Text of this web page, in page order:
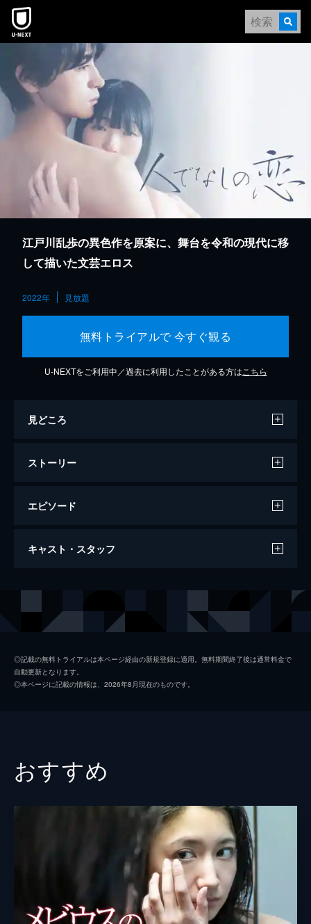
本文へスキップ
江戸川乱歩の異色作を原案に、舞台を令和の現代に移
して描いた文芸エロス
2022年 見放題
無料トライアルで 今すぐ観る
U-NEXTをご利用中／過去に利用したことがある方は こちら
見どころ
ストーリー
エピソード
人でなしの恋
キャスト・スタッフ
門野慧 細田善彦
音楽
◎記載の無料トライアルは本ページ経由の新規登録に適用。無料期間終了後は通常料金で
自動更新となります。
◎本ページに記載の情報は、2026年8月現在のものです。
おすすめ